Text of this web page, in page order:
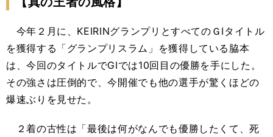
今年２月に、KEIRINグランプリとすべてのＧⅠタイトル
を獲得する「グランプリスラム」を獲得している脇本
は、今回のタイトルでGⅠでは10回目の優勝を手にした。
その強さは圧倒的で、今開催でも他の選手が驚くほどの
爆速ぶりを見せた。
２着の古性は「最後は何がなんでも優勝したくて、死